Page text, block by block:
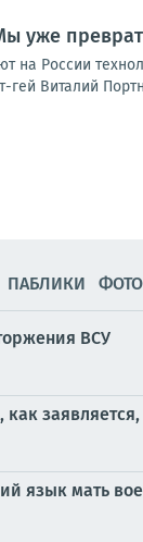
уже
на России
гей Виталий
ПАБЛИКИ ФОТО
ВСУ
язык мать